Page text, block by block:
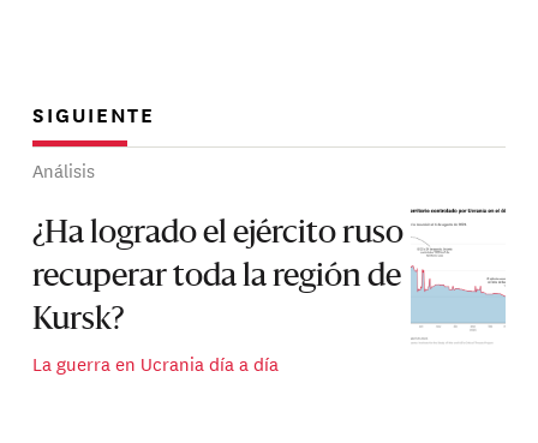
SIGUIENTE
Análisis
¿Ha logrado el ejército ruso
recuperar toda la región de
Kursk?
La guerra en Ucrania día a día